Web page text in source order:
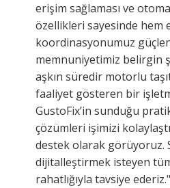
erişim sağlaması ve
özellikleri sayesinde hem
koordinasyonumuz
memnuniyetimiz belirgin
aşkın süredir motorlu
faaliyet gösteren bir
GustoFix’in sunduğu
çözümleri işimizi
destek olarak görüyoruz.
dijitalleştirmek isteyen
rahatlığıyla tavsiye ederiz."